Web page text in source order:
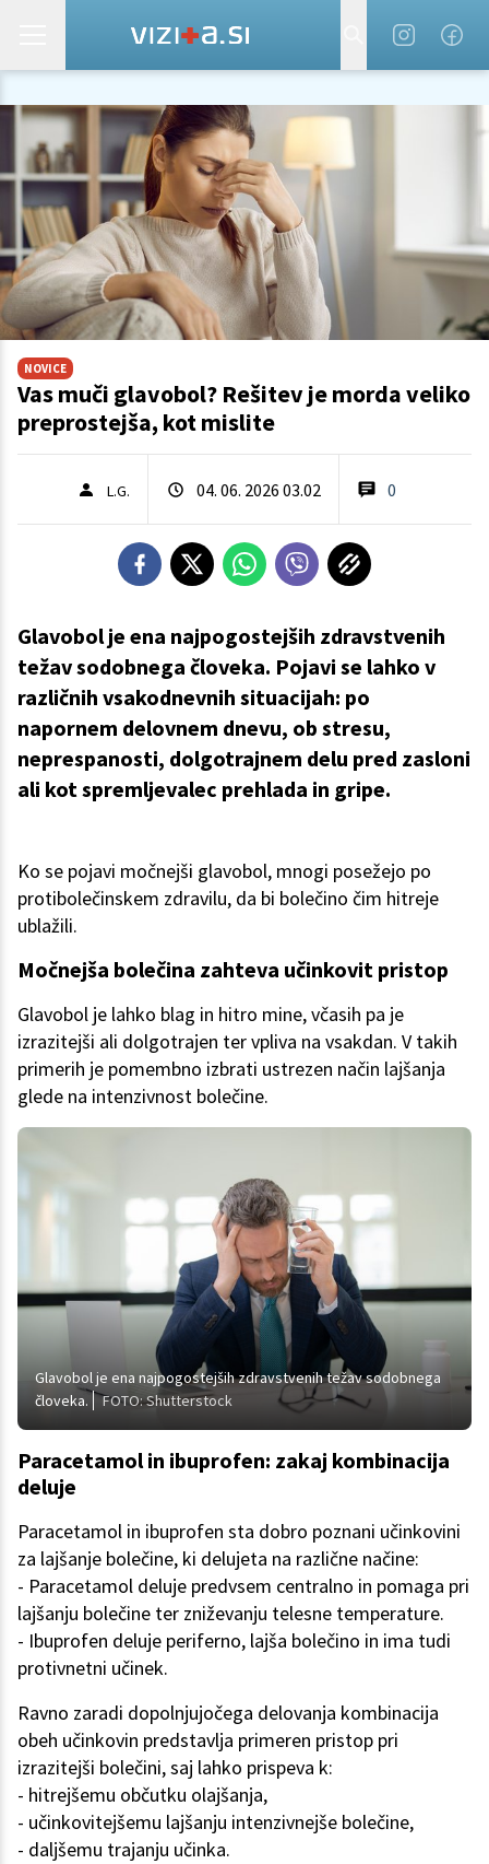
NOVICE
Vas muči glavobol? Rešitev je morda veliko
preprostejša, kot mislite
L.G. 04. 06. 2026 03.02 0
Glavobol je ena najpogostejših zdravstvenih
težav sodobnega človeka. Pojavi se lahko v
različnih vsakodnevnih situacijah: po
napornem delovnem dnevu, ob stresu,
neprespanosti, dolgotrajnem delu pred zasloni
ali kot spremljevalec prehlada in gripe.
Ko se pojavi močnejši glavobol, mnogi posežejo po
protibolečinskem zdravilu, da bi bolečino čim hitreje
ublažili.
Močnejša bolečina zahteva učinkovit pristop
Glavobol je lahko blag in hitro mine, včasih pa je
izrazitejši ali dolgotrajen ter vpliva na vsakdan. V takih
primerih je pomembno izbrati ustrezen način lajšanja
glede na intenzivnost bolečine.
Glavobol je ena najpogostejših zdravstvenih težav sodobnega
človeka.
FOTO: Shutterstock
Paracetamol in ibuprofen: zakaj kombinacija
deluje
Paracetamol in ibuprofen sta dobro poznani učinkovini
za lajšanje bolečine, ki delujeta na različne načine:
- Paracetamol deluje predvsem centralno in pomaga pri
lajšanju bolečine ter zniževanju telesne temperature.
- Ibuprofen deluje periferno, lajša bolečino in ima tudi
protivnetni učinek.
Ravno zaradi dopolnjujočega delovanja kombinacija
obeh učinkovin predstavlja primeren pristop pri
izrazitejši bolečini, saj lahko prispeva k:
- hitrejšemu občutku olajšanja,
- učinkovitejšemu lajšanju intenzivnejše bolečine,
- daljšemu trajanju učinka.